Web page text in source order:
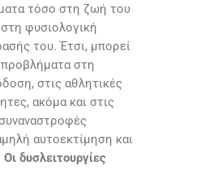
τόσο στη ζωή του
φυσιολογική
του. Έτσι, μπορεί
στη
στις αθλητικές
ακόμα και στις
αυτοεκτίμηση και
Οι δυσλειτουργίες